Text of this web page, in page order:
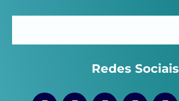
Redes Sociais